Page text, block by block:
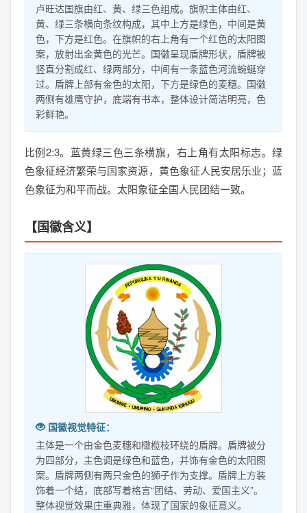
卢旺达国旗由红、黄、绿三色组成。旗帜主体由红、
黄、绿三条横向条纹构成，其中上方是绿色，中间是黄
色，下方是红色。在旗帜的右上角有一个红色的太阳图
案，放射出金黄色的光芒。国徽呈现盾牌形状，盾牌被
竖直分割成红、绿两部分，中间有一条蓝色河流蜿蜒穿
过。盾牌上部有金色的太阳，下方是绿色的麦穗。国徽
两侧有雄鹰守护，底端有书本，整体设计简洁明亮，色
彩鲜艳。
比例2:3。蓝黄绿三色三条横旗，右上角有太阳标志。绿
色象征经济繁荣与国家资源，黄色象征人民安居乐业；蓝
色象征为和平而战。太阳象征全国人民团结一致。
【国徽含义】
国徽视觉特征：
主体是一个由金色麦穗和橄榄枝环绕的盾牌。盾牌被分
为四部分，主色调是绿色和蓝色，并饰有金色的太阳图
案。盾牌两侧有两只金色的狮子作为支撑。盾牌上方装
饰着一个结，底部写着格言“团结、劳动、爱国主义”。
整体视觉效果庄重典雅，体现了国家的象征意义。